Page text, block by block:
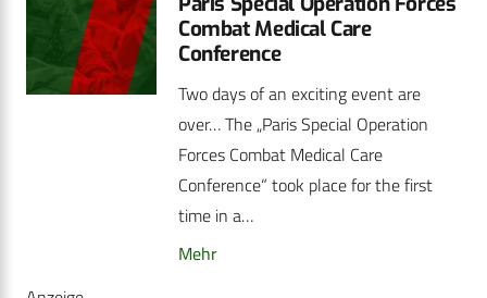
Combat Medical Care
Conference
Two days of an exciting event are
over… The „Paris Special Operation
Forces Combat Medical Care
Conference“ took place for the first
time in a…
Mehr